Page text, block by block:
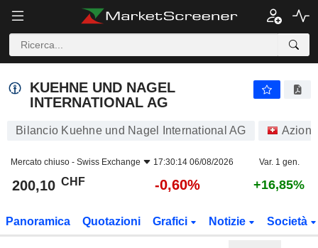
KUEHNE UND NAGEL
INTERNATIONAL AG
Bilancio Kuehne und Nagel International AG Azioni
Mercato chiuso - Swiss Exchange 17:30:14 06/08/2026 Var. 1 gen.
200,10 CHF -0,60% +16,85%
Panoramica Quotazioni Grafici Notizie Società